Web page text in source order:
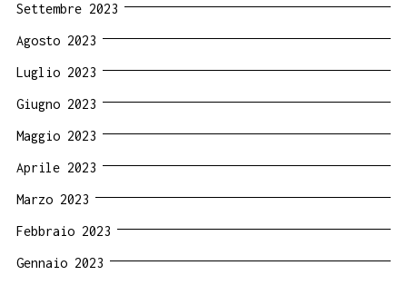
Settembre 2023
Agosto 2023
Luglio 2023
Giugno 2023
Maggio 2023
Aprile 2023
Marzo 2023
Febbraio 2023
Gennaio 2023